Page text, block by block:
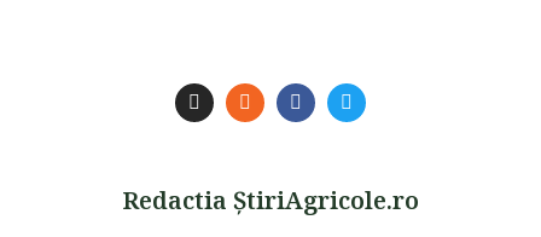
Redactia ŞtiriAgricole.ro